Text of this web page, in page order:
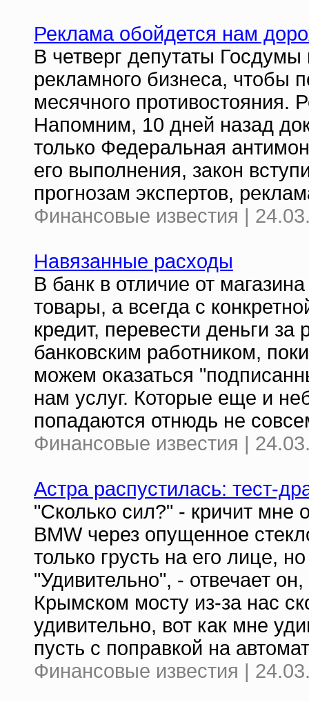
Реклама обойдется нам
В четверг депутаты
рекламного бизнеса, чтобы
месячного противостояния.
Напомним, 10 дней назад
только Федеральная
его выполнения, закон
прогнозам экспертов,
Финансовые известия |
Навязанные расходы
В банк в отличие от
товары, а всегда с
кредит, перевести деньги
банковским работником,
можем оказаться
нам услуг. Которые еще и
попадаются отнюдь не
Финансовые известия |
Астра распустилась: тест-
"Сколько сил?" - кричит мне
BMW через опущенное
только грусть на его лице,
"Удивительно", - отвечает
Крымском мосту из-за нас
удивительно, вот как мне
пусть с поправкой на
Финансовые известия |